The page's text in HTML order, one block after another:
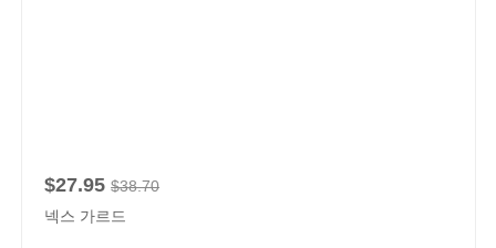
$27.95 $38.70
넥스 가르드